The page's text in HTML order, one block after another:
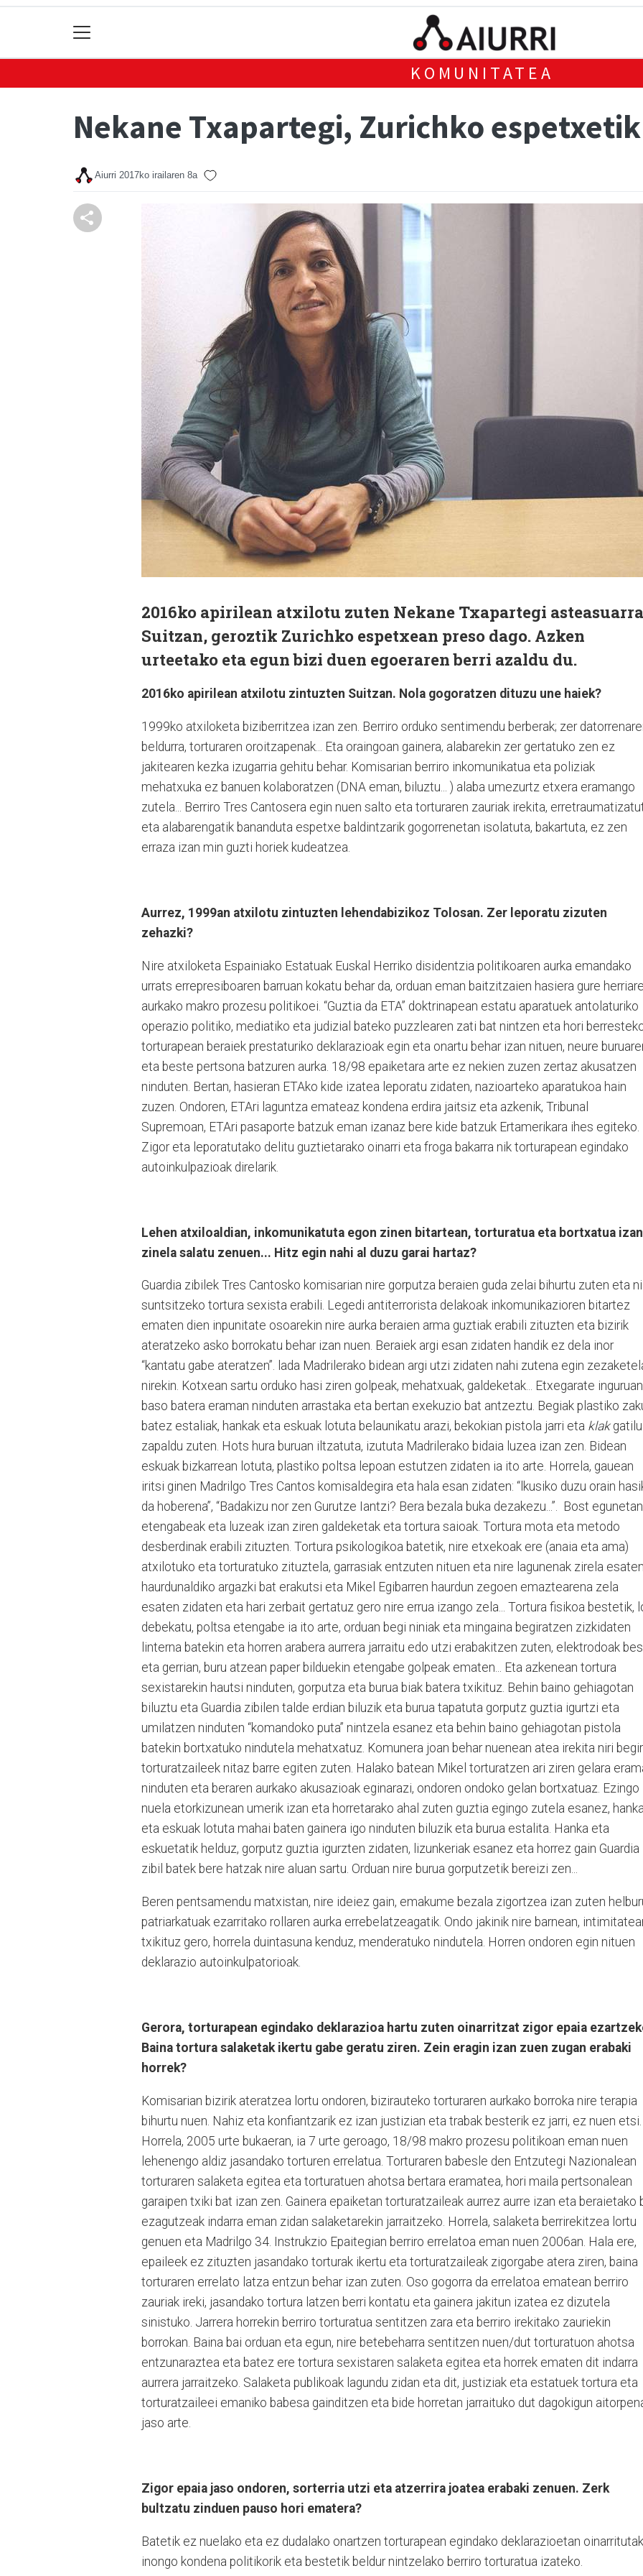
KOMUNITATEA
Nekane Txapartegi, Zurichko
Aiurri 2017ko irailaren 8a
2016ko apirilean atxilotu zuten Nekane Txapartegi asteasuarra
Suitzan, geroztik Zurichko espetxean preso dago. Azken
urteetako eta egun bizi duen egoeraren berri azaldu du.
2016ko apirilean atxilotu zintuzten Suitzan. Nola gogoratzen dituzu une haiek?
1999ko atxiloketa biziberritzea izan zen. Berriro orduko sentimendu berberak; zer
beldurra, torturaren oroitzapenak... Eta oraingoan gainera, alabarekin zer gertatuko zen ez
jakitearen kezka izugarria gehitu behar. Komisarian berriro inkomunikatua eta poliziak
mehatxuka ez banuen kolaboratzen (DNA eman, biluztu... ) alaba umezurtz etxera eramango
zutela... Berriro Tres Cantosera egin nuen salto eta torturaren zauriak irekita,
eta alabarengatik bananduta espetxe baldintzarik gogorrenetan isolatuta, bakartuta, ez zen
erraza izan min guzti horiek kudeatzea.
Aurrez, 1999an atxilotu zintuzten lehendabizikoz Tolosan. Zer leporatu zizuten
zehazki?
Nire atxiloketa Espainiako Estatuak Euskal Herriko disidentzia politikoaren aurka emandako
urrats errepresiboaren barruan kokatu behar da, orduan eman baitzitzaien hasiera gure
aurkako makro prozesu politikoei. “Guztia da ETA” doktrinapean estatu aparatuek antolaturiko
operazio politiko, mediatiko eta judizial bateko puzzlearen zati bat nintzen eta hori
torturapean beraiek prestaturiko deklarazioak egin eta onartu behar izan nituen, neure
eta beste pertsona batzuren aurka. 18/98 epaiketara arte ez nekien zuzen zertaz akusatzen
ninduten. Bertan, hasieran ETAko kide izatea leporatu zidaten, nazioarteko aparatukoa hain
zuzen. Ondoren, ETAri laguntza emateaz kondena erdira jaitsiz eta azkenik, Tribunal
Supremoan, ETAri pasaporte batzuk eman izanaz bere kide batzuk Ertamerikara ihes egiteko.
Zigor eta leporatutako delitu guztietarako oinarri eta froga bakarra nik torturapean egindako
autoinkulpazioak direlarik.
Lehen atxiloaldian, inkomunikatuta egon zinen bitartean, torturatua eta bortxatua izan
zinela salatu zenuen... Hitz egin nahi al duzu garai hartaz?
Guardia zibilek Tres Cantosko komisarian nire gorputza beraien guda zelai bihurtu zuten eta ni
suntsitzeko tortura sexista erabili. Legedi antiterrorista delakoak inkomunikazioren bitartez
ematen dien inpunitate osoarekin nire aurka beraien arma guztiak erabili zituzten eta bizirik
ateratzeko asko borrokatu behar izan nuen. Beraiek argi esan zidaten handik ez dela inor
“kantatu gabe ateratzen”. lada Madrilerako bidean argi utzi zidaten nahi zutena egin
nirekin. Kotxean sartu orduko hasi ziren golpeak, mehatxuak, galdeketak... Etxegarate inguruan
baso batera eraman ninduten arrastaka eta bertan exekuzio bat antzeztu. Begiak plastiko
batez estaliak, hankak eta eskuak lotuta belaunikatu arazi, bekokian pistola jarri eta klak
zapaldu zuten. Hots hura buruan iltzatuta, izututa Madrilerako bidaia luzea izan zen. Bidean
eskuak bizkarrean lotuta, plastiko poltsa lepoan estutzen zidaten ia ito arte. Horrela, gauean
iritsi ginen Madrilgo Tres Cantos komisaldegira eta hala esan zidaten: “lkusiko duzu orain
da hoberena”, “Badakizu nor zen Gurutze Iantzi? Bera bezala buka dezakezu...”. Bost egunetan
etengabeak eta luzeak izan ziren galdeketak eta tortura saioak. Tortura mota eta metodo
desberdinak erabili zituzten. Tortura psikologikoa batetik, nire etxekoak ere (anaia eta ama)
atxilotuko eta torturatuko zituztela, garrasiak entzuten nituen eta nire lagunenak zirela
haurdunaldiko argazki bat erakutsi eta Mikel Egibarren haurdun zegoen emaztearena zela
esaten zidaten eta hari zerbait gertatuz gero nire errua izango zela... Tortura fisikoa bestetik,
debekatu, poltsa etengabe ia ito arte, orduan begi niniak eta mingaina begiratzen zizkidaten
linterna batekin eta horren arabera aurrera jarraitu edo utzi erabakitzen zuten, elektrodoak
eta gerrian, buru atzean paper bilduekin etengabe golpeak ematen... Eta azkenean tortura
sexistarekin hautsi ninduten, gorputza eta burua biak batera txikituz. Behin baino gehiagotan
biluztu eta Guardia zibilen talde erdian biluzik eta burua tapatuta gorputz guztia igurtzi eta
umilatzen ninduten “komandoko puta” nintzela esanez eta behin baino gehiagotan pistola
batekin bortxatuko nindutela mehatxatuz. Komunera joan behar nuenean atea irekita niri
torturatzaileek nitaz barre egiten zuten. Halako batean Mikel torturatzen ari ziren gelara
ninduten eta beraren aurkako akusazioak eginarazi, ondoren ondoko gelan bortxatuaz. Ezingo
nuela etorkizunean umerik izan eta horretarako ahal zuten guztia egingo zutela esanez,
eta eskuak lotuta mahai baten gainera igo ninduten biluzik eta burua estalita. Hanka eta
eskuetatik helduz, gorputz guztia igurzten zidaten, lizunkeriak esanez eta horrez gain Guardia
zibil batek bere hatzak nire aluan sartu. Orduan nire burua gorputzetik bereizi zen...
Beren pentsamendu matxistan, nire ideiez gain, emakume bezala zigortzea izan zuten
patriarkatuak ezarritako rollaren aurka errebelatzeagatik. Ondo jakinik nire barnean,
txikituz gero, horrela duintasuna kenduz, menderatuko nindutela. Horren ondoren egin nituen
deklarazio autoinkulpatorioak.
Gerora, torturapean egindako deklarazioa hartu zuten oinarritzat zigor epaia
Baina tortura salaketak ikertu gabe geratu ziren. Zein eragin izan zuen zugan erabaki
horrek?
Komisarian bizirik ateratzea lortu ondoren, bizirauteko torturaren aurkako borroka nire terapia
bihurtu nuen. Nahiz eta konfiantzarik ez izan justizian eta trabak besterik ez jarri, ez nuen etsi.
Horrela, 2005 urte bukaeran, ia 7 urte geroago, 18/98 makro prozesu politikoan eman nuen
lehenengo aldiz jasandako torturen errelatua. Torturaren babesle den Entzutegi Nazionalean
torturaren salaketa egitea eta torturatuen ahotsa bertara eramatea, hori maila pertsonalean
garaipen txiki bat izan zen. Gainera epaiketan torturatzaileak aurrez aurre izan eta beraietako
ezagutzeak indarra eman zidan salaketarekin jarraitzeko. Horrela, salaketa berrirekitzea lortu
genuen eta Madrilgo 34. Instrukzio Epaitegian berriro errelatoa eman nuen 2006an. Hala ere,
epaileek ez zituzten jasandako torturak ikertu eta torturatzaileak zigorgabe atera ziren, baina
torturaren errelato latza entzun behar izan zuten. Oso gogorra da errelatoa ematean berriro
zauriak ireki, jasandako tortura latzen berri kontatu eta gainera jakitun izatea ez dizutela
sinistuko. Jarrera horrekin berriro torturatua sentitzen zara eta berriro irekitako zauriekin
borrokan. Baina bai orduan eta egun, nire betebeharra sentitzen nuen/dut torturatuon ahotsa
entzunaraztea eta batez ere tortura sexistaren salaketa egitea eta horrek ematen dit indarra
aurrera jarraitzeko. Salaketa publikoak lagundu zidan eta dit, justiziak eta estatuek tortura eta
torturatzaileei emaniko babesa gainditzen eta bide horretan jarraituko dut dagokigun
jaso arte.
Zigor epaia jaso ondoren, sorterria utzi eta atzerrira joatea erabaki zenuen. Zerk
bultzatu zinduen pauso hori ematera?
Batetik ez nuelako eta ez dudalako onartzen torturapean egindako deklarazioetan
inongo kondena politikorik eta bestetik beldur nintzelako berriro torturatua izateko.